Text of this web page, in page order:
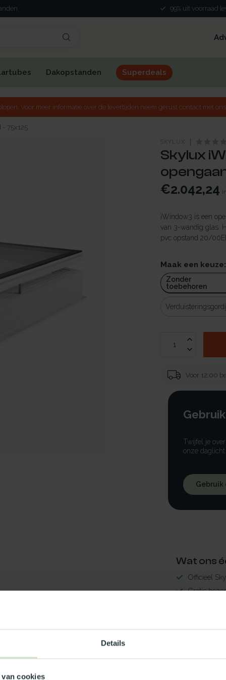
Details
cookies
99% uit voorraad
Dakopstanden Superdeals
Voor meer informatie over de levertijden neem gerust contact met
75x125
SKYLUX
Skylux
€2.042,24
iWindow3 is een
van 3-wandig glas.
pvc opstand 20/
Maak een
Zonder
toebehoren
Voor 12:00
Twijfel je
onze
Gebruik
Wat ons
Officieel
Gratis